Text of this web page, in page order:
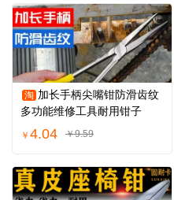
淘 加长手柄尖嘴钳防滑齿纹
多功能维修工具耐用钳子
￥ 4.04 ￥9.59